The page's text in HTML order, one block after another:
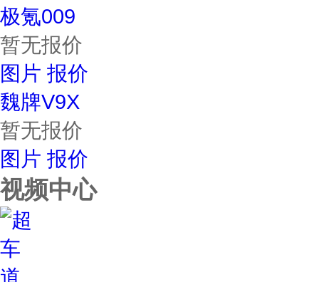
极氪009
暂无报价
图片 报价
魏牌V9X
暂无报价
图片 报价
视频中心